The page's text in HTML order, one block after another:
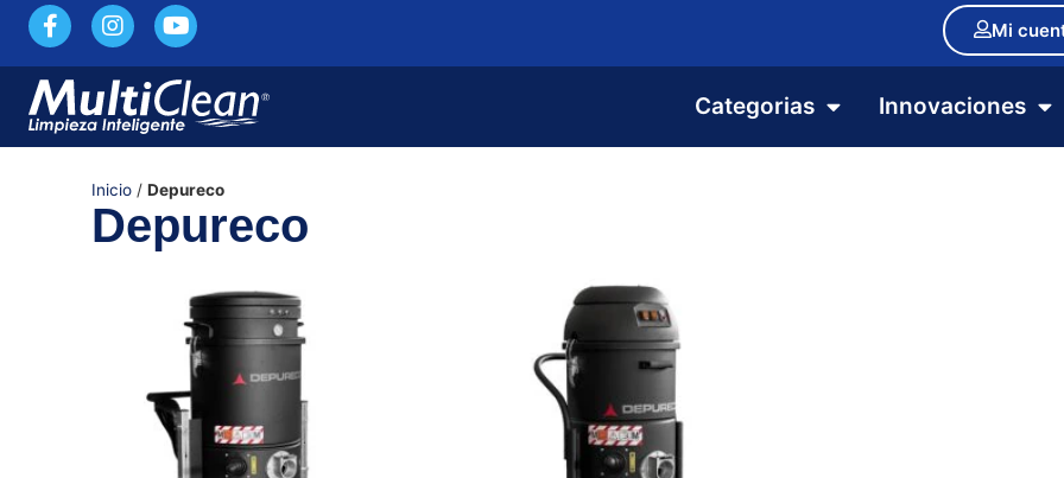
Mi
Categorias Innovaciones
Inicio /Depureco
Depureco